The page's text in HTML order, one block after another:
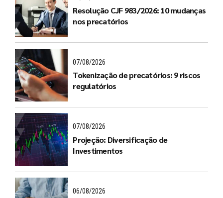
Resolução CJF 983/2026: 10 mudanças
nos precatórios
07/08/2026
Tokenização de precatórios: 9 riscos
regulatórios
07/08/2026
Projeção: Diversificação de
Investimentos
06/08/2026